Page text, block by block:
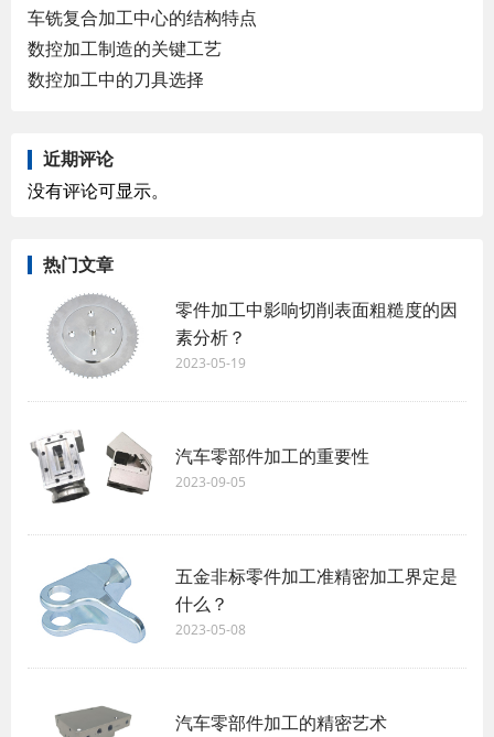
车铣复合加工中心的结构特点
数控加工制造的关键工艺
数控加工中的刀具选择
近期评论
没有评论可显示。
热门文章
零件加工中影响切削表面粗糙度的因
素分析？
2023-05-19
汽车零部件加工的重要性
2023-09-05
五金非标零件加工准精密加工界定是
什么？
2023-05-08
汽车零部件加工的精密艺术